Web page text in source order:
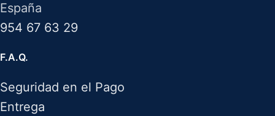
España
954 67 63 29
F.A.Q.
Seguridad en el Pago
Entrega